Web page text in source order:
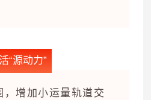
“源动力”
，增加小运量轨道交